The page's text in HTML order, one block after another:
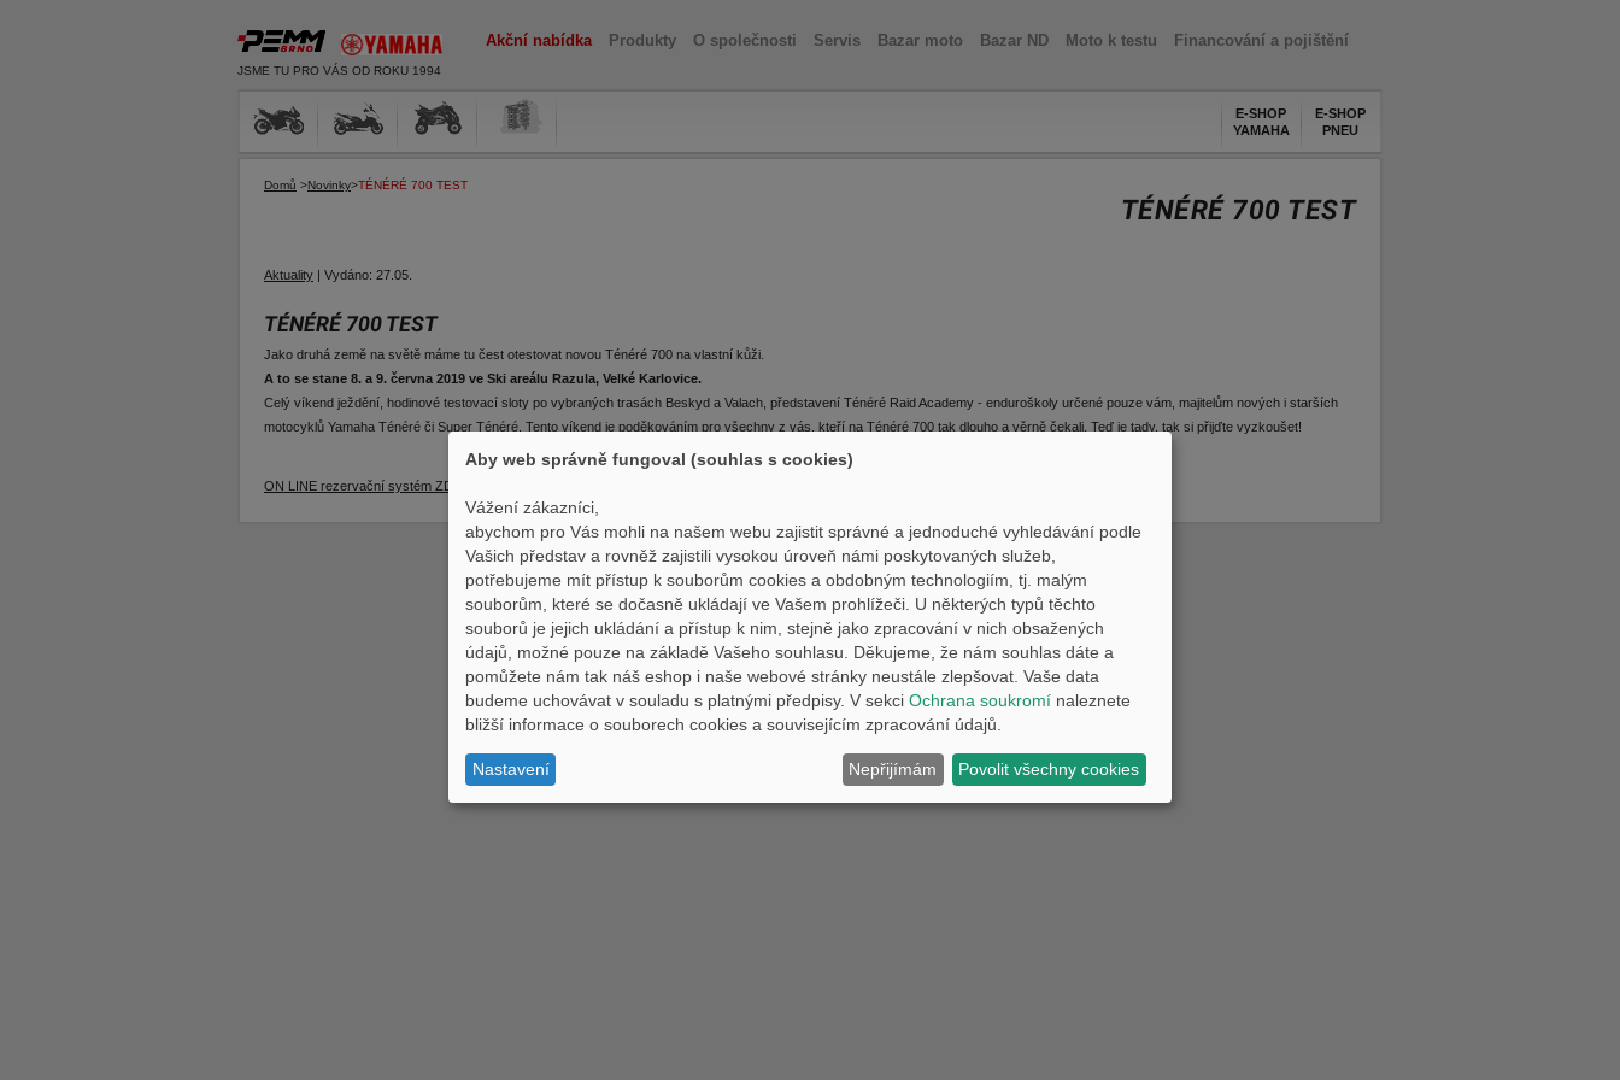
JSME TU PRO VÁS OD ROKU 1994
Akční nabídka Produkty O společnosti Servis Bazar moto Bazar ND Moto k testu Financování a pojištění
E-SHOP
YAMAHA
E-SHOP
PNEU
Domů >Novinky>TÉNÉRÉ 700 TEST
TÉNÉRÉ 700 TEST
Aktuality | Vydáno: 27.05.
TÉNÉRÉ 700 TEST
Jako druhá země na světě máme tu čest otestovat novou Ténéré 700 na vlastní kůži.
A to se stane 8. a 9. června 2019 ve Ski areálu Razula, Velké Karlovice.
Celý víkend ježdění, hodinové testovací sloty po vybraných trasách Beskyd a Valach, představení Ténéré Raid Academy - enduroškoly určené pouze vám, majitelům nových i starších
motocyklů Yamaha Ténéré či Super Ténéré. Tento víkend je poděkováním pro všechny z vás, kteří na Ténéré 700 tak dlouho a věrně čekali. Teď je tady, tak si přijďte vyzkoušet!
ON LINE rezervační systém ZDE
Copyright © 2011-2026 PEMM Brno Kontakt
Aby web správně fungoval (souhlas s cookies)
Vážení zákazníci,
abychom pro Vás mohli na našem webu zajistit správné a jednoduché vyhledávání podle
Vašich představ a rovněž zajistili vysokou úroveň námi poskytovaných služeb,
potřebujeme mít přístup k souborům cookies a obdobným technologiím, tj. malým
souborům, které se dočasně ukládají ve Vašem prohlížeči. U některých typů těchto
souborů je jejich ukládání a přístup k nim, stejně jako zpracování v nich obsažených
údajů, možné pouze na základě Vašeho souhlasu. Děkujeme, že nám souhlas dáte a
pomůžete nám tak náš eshop i naše webové stránky neustále zlepšovat. Vaše data
budeme uchovávat v souladu s platnými předpisy. V sekci Ochrana soukromí naleznete
bližší informace o souborech cookies a souvisejícím zpracování údajů.
Nastavení Nepřijímám Povolit všechny cookies